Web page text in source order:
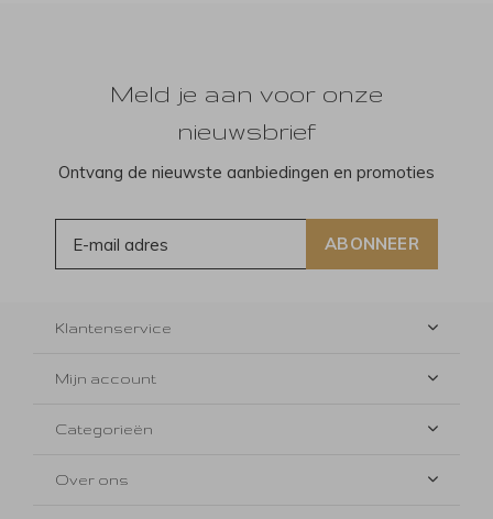
Meld je aan voor onze
nieuwsbrief
Ontvang de nieuwste aanbiedingen en promoties
ABONNEER
Klantenservice
Mijn account
Categorieën
Over ons